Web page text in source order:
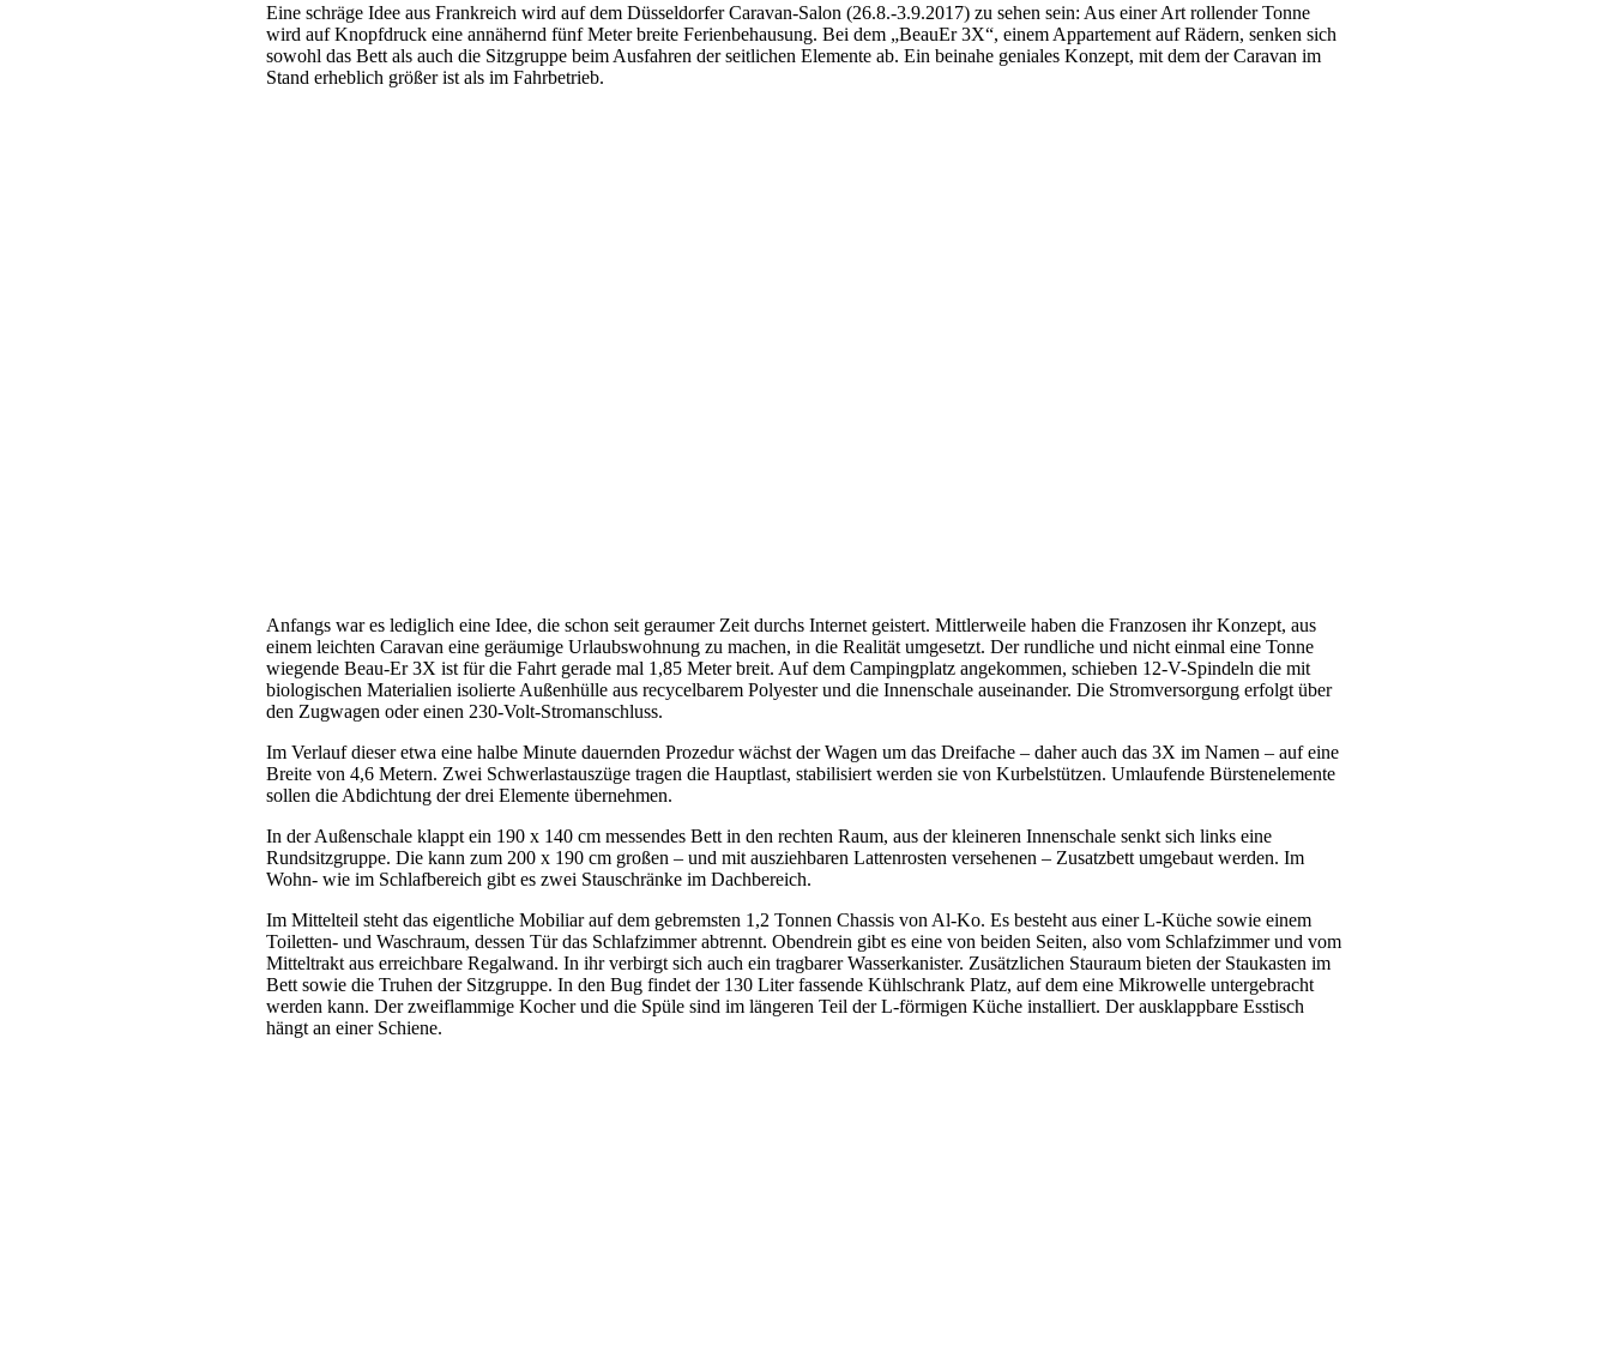
Eine schräge Idee aus Frankreich wird auf dem Düsseldorfer Caravan-Salon (26.8.-3.9.2017) zu sehen sein: Aus einer Art rollender Tonne
wird auf Knopfdruck eine annähernd fünf Meter breite Ferienbehausung. Bei dem „BeauEr 3X“, einem Appartement auf Rädern, senken sich
sowohl das Bett als auch die Sitzgruppe beim Ausfahren der seitlichen Elemente ab. Ein beinahe geniales Konzept, mit dem der Caravan im
Stand erheblich größer ist als im Fahrbetrieb.
Anfangs war es lediglich eine Idee, die schon seit geraumer Zeit durchs Internet geistert. Mittlerweile haben die Franzosen ihr Konzept, aus
einem leichten Caravan eine geräumige Urlaubswohnung zu machen, in die Realität umgesetzt. Der rundliche und nicht einmal eine Tonne
wiegende Beau-Er 3X ist für die Fahrt gerade mal 1,85 Meter breit. Auf dem Campingplatz angekommen, schieben 12-V-Spindeln die mit
biologischen Materialien isolierte Außenhülle aus recycelbarem Polyester und die Innenschale auseinander. Die Stromversorgung erfolgt über
den Zugwagen oder einen 230-Volt-Stromanschluss.
Im Verlauf dieser etwa eine halbe Minute dauernden Prozedur wächst der Wagen um das Dreifache – daher auch das 3X im Namen – auf eine
Breite von 4,6 Metern. Zwei Schwerlastauszüge tragen die Hauptlast, stabilisiert werden sie von Kurbelstützen. Umlaufende Bürstenelemente
sollen die Abdichtung der drei Elemente übernehmen.
In der Außenschale klappt ein 190 x 140 cm messendes Bett in den rechten Raum, aus der kleineren Innenschale senkt sich links eine
Rundsitzgruppe. Die kann zum 200 x 190 cm großen – und mit ausziehbaren Lattenrosten versehenen – Zusatzbett umgebaut werden. Im
Wohn- wie im Schlafbereich gibt es zwei Stauschränke im Dachbereich.
Im Mittelteil steht das eigentliche Mobiliar auf dem gebremsten 1,2 Tonnen Chassis von Al-Ko. Es besteht aus einer L-Küche sowie einem
Toiletten- und Waschraum, dessen Tür das Schlafzimmer abtrennt. Obendrein gibt es eine von beiden Seiten, also vom Schlafzimmer und vom
Mitteltrakt aus erreichbare Regalwand. In ihr verbirgt sich auch ein tragbarer Wasserkanister. Zusätzlichen Stauraum bieten der Staukasten im
Bett sowie die Truhen der Sitzgruppe. In den Bug findet der 130 Liter fassende Kühlschrank Platz, auf dem eine Mikrowelle untergebracht
werden kann. Der zweiflammige Kocher und die Spüle sind im längeren Teil der L-förmigen Küche installiert. Der ausklappbare Esstisch
hängt an einer Schiene.